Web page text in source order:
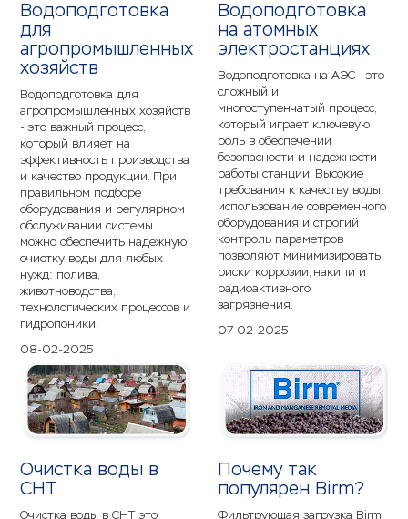
Водоподготовка
для
агропромышленных
хозяйств
Водоподготовка для
агропромышленных хозяйств
- это важный процесс,
который влияет на
эффективность производства
и качество продукции. При
правильном подборе
оборудования и регулярном
обслуживании системы
можно обеспечить надежную
очистку воды для любых
нужд: полива,
животноводства,
технологических процессов и
гидропоники.
08-02-2025
Водоподготовка
на атомных
электростанциях
Водоподготовка на АЭС - это
сложный и
многоступенчатый процесс,
который играет ключевую
роль в обеспечении
безопасности и надежности
работы станции. Высокие
требования к качеству воды,
использование современного
оборудования и строгий
контроль параметров
позволяют минимизировать
риски коррозии, накипи и
радиоактивного
загрязнения.
07-02-2025
Очистка воды в
СНТ
Очистка воды в СНТ это
Почему так
популярен Birm?
Фильтрующая загрузка Birm